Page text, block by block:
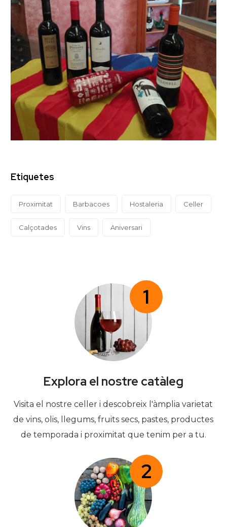
Etiquetes
Proximitat Barbacoes Hostaleria Celler
Calçotades Vins Aniversari
1
Explora el nostre catàleg
Visita el nostre celler i descobreix l'àmplia varietat
de vins, olis, llegums, fruits secs, pastes, productes
de temporada i proximitat que tenim per a tu.
2